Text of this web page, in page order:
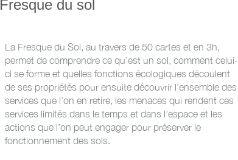
Fresque du sol
La Fresque du Sol, au travers de 50 cartes et en 3h,
permet de comprendre ce qu’est un sol, comment celui-
ci se forme et quelles fonctions écologiques découlent
de ses propriétés pour ensuite découvrir l’ensemble des
services que l’on en retire, les menaces qui rendent ces
services limités dans le temps et dans l’espace et les
actions que l’on peut engager pour préserver le
fonctionnement des sols.